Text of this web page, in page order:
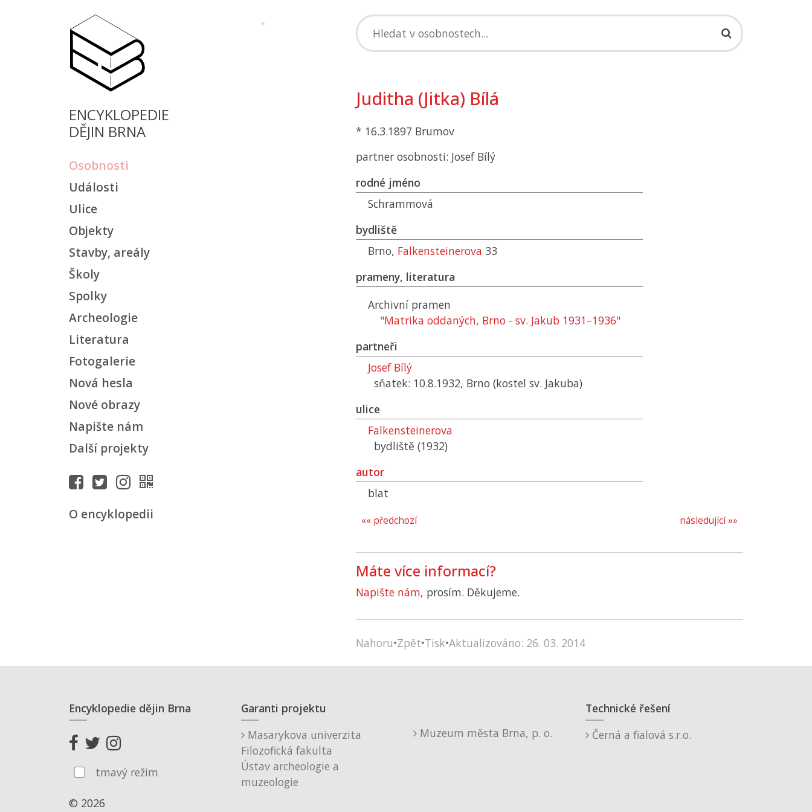
ENCYKLOPEDIE
DĚJIN BRNA
Osobnosti
Události
Ulice
Objekty
Stavby, areály
Školy
Spolky
Archeologie
Literatura
Fotogalerie
Nová hesla
Nové obrazy
Napište nám
Další projekty
O encyklopedii
Juditha (Jitka) Bílá
* 16.3.1897 Brumov
partner osobnosti: Josef Bílý
rodné jméno
Schrammová
bydliště
Brno, Falkensteinerova 33
prameny, literatura
Archivní pramen
"Matrika oddaných, Brno - sv. Jakub 1931–1936"
partneři
Josef Bílý
sňatek: 10.8.1932, Brno (kostel sv. Jakuba)
ulice
Falkensteinerova
bydliště (1932)
autor
blat
následující »»
«« předchozí
Máte více informací?
Napište nám, prosím. Děkujeme.
Nahoru•Zpět•Tisk•Aktualizováno: 26. 03. 2014
Encyklopedie dějin Brna
tmavý režim
© 2026
Garanti projektu
Masarykova univerzita
Filozofická fakulta
Ústav archeologie a
muzeologie
Muzeum města Brna, p. o.
Technické řešení
Černá a fialová s.r.o.